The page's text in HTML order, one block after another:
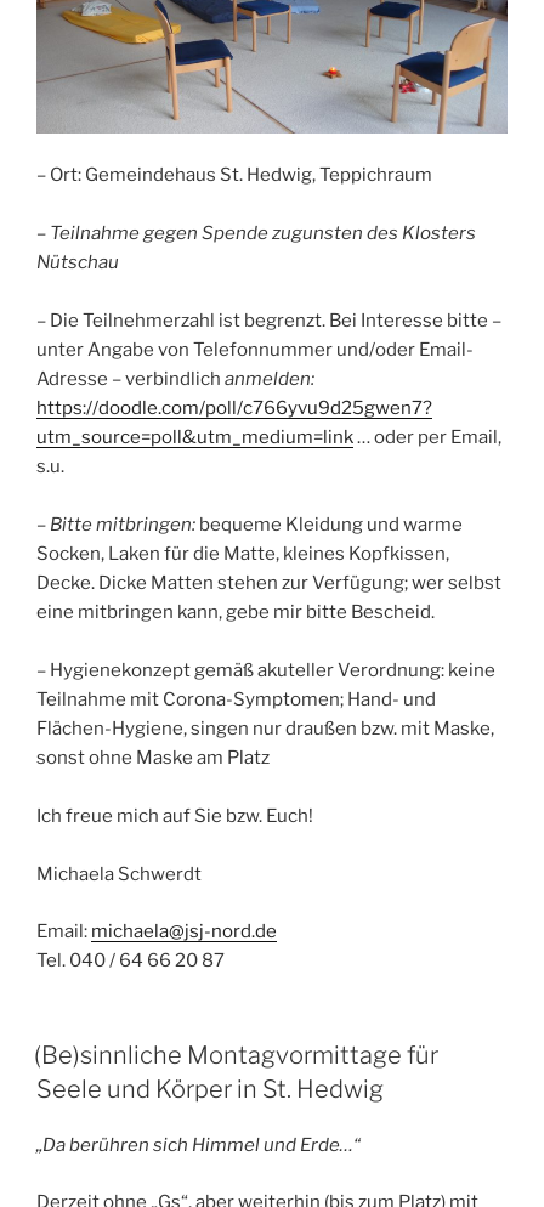
– Ort: Gemeindehaus St. Hedwig, Teppichraum
– Teilnahme gegen Spende zugunsten des Klosters
Nütschau
– Die Teilnehmerzahl ist begrenzt. Bei Interesse bitte –
unter Angabe von Telefonnummer und/oder Email-
Adresse – verbindlich anmelden:
https://doodle.com/poll/c766yvu9d25gwen7?
utm_source=poll&utm_medium=link… oder per Email,
s.u.
– Bitte mitbringen: bequeme Kleidung und warme
Socken, Laken für die Matte, kleines Kopfkissen,
Decke. Dicke Matten stehen zur Verfügung; wer selbst
eine mitbringen kann, gebe mir bitte Bescheid.
– Hygienekonzept gemäß akuteller Verordnung: keine
Teilnahme mit Corona-Symptomen; Hand- und
Flächen-Hygiene, singen nur draußen bzw. mit Maske,
sonst ohne Maske am Platz
Ich freue mich auf Sie bzw. Euch!
Michaela Schwerdt
Email: michaela@jsj-nord.de
Tel. 040 / 64 66 20 87
(Be)sinnliche Montagvormittage für
Seele und Körper in St. Hedwig
„Da berühren sich Himmel und Erde…“
Derzeit ohne „Gs“, aber weiterhin (bis zum Platz) mit